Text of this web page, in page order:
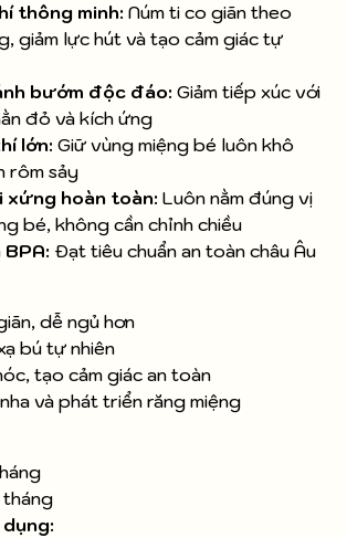
thông minh: Núm ti co giãn theo
giảm lực hút và tạo cảm giác tự
bướm độc đáo: Giảm tiếp xúc với
đỏ và kích ứng
lớn: Giữ vùng miệng bé luôn khô
rôm sảy
xứng hoàn toàn: Luôn nằm đúng vị
bé, không cần chỉnh chiều
Đạt tiêu chuẩn an toàn châu Âu
dễ ngủ hơn
bú tự nhiên
tạo cảm giác an toàn
và phát triển răng miệng